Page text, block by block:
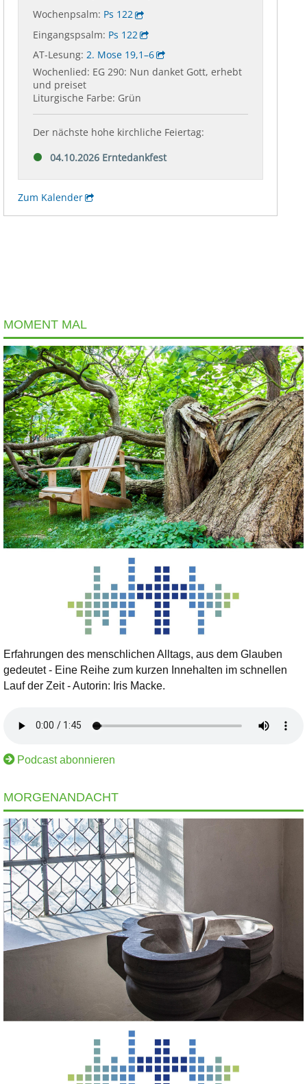
MOMENT MAL
Erfahrungen des menschlichen Alltags, aus dem Glauben
gedeutet - Eine Reihe zum kurzen Innehalten im schnellen
Lauf der Zeit - Autorin: Iris Macke.
Podcast abonnieren
MORGENANDACHT